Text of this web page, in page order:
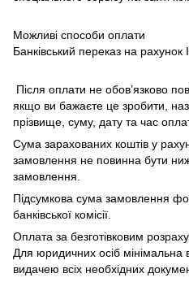
Можливі способи оплати
Банківський переказ на рахунок
Після оплати не обов’язково
якщо ви бажаєте це зробити,
прізвище, суму, дату та час
Сума зарахованих коштів у
замовлення не повинна бути
замовлення.
Підсумкова сума замовлення
банківської комісії.
Оплата за безготівковим
Для юридичних осіб мінімальна
видачею всіх необхідних